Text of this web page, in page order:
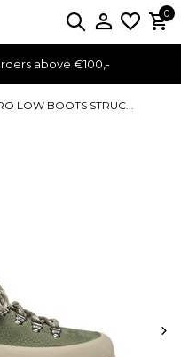
0
above €100,-
LOW BOOTS STRUC...